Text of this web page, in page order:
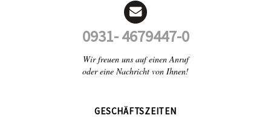
0931- 4679447-0
Wir freuen uns auf einen Anruf
oder eine Nachricht von Ihnen!
GESCHÄFTSZEITEN